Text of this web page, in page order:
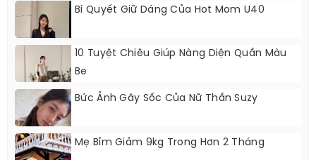
Bí Quyết Giữ Dáng Của Hot Mom U40
10 Tuyệt Chiêu Giúp Nàng Diện Quần Màu
Be
Bức Ảnh Gây Sốc Của Nữ Thần Suzy
Mẹ Bỉm Giảm 9kg Trong Hơn 2 Tháng